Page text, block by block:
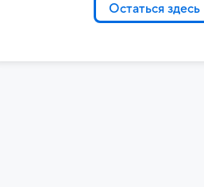
Остаться здесь
Total PCR recycled plastic: 11%